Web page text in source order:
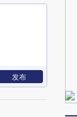
发布